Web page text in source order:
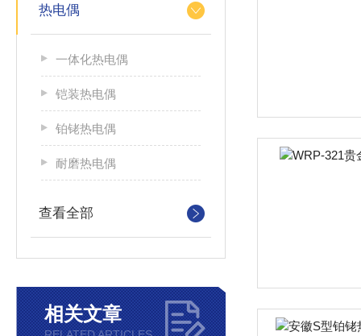
热电偶
一体化热电偶
铠装热电偶
铂铑热电偶
耐磨热电偶
查看全部
相关文章